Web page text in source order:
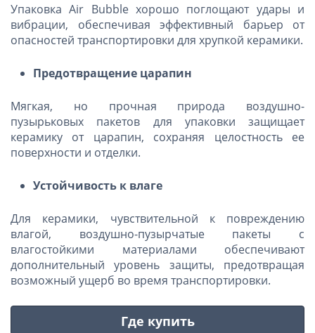
Упаковка Air Bubble хорошо поглощают удары и
вибрации, обеспечивая эффективный барьер от
опасностей транспортировки для хрупкой керамики.
Предотвращение царапин
Мягкая, но прочная природа воздушно-
пузырьковых пакетов для упаковки защищает
керамику от царапин, сохраняя целостность ее
поверхности и отделки.
Устойчивость к влаге
Для керамики, чувствительной к повреждению
влагой, воздушно-пузырчатые пакеты с
влагостойкими материалами обеспечивают
дополнительный уровень защиты, предотвращая
возможный ущерб во время транспортировки.
Где купить